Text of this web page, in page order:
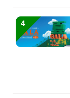
4